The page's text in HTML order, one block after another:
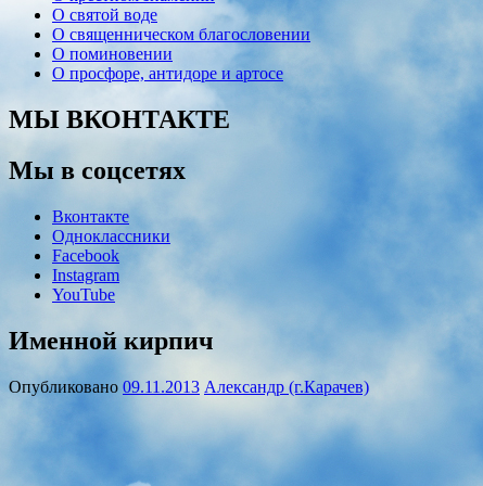
О святой воде
О священническом благословении
О поминовении
О просфоре, антидоре и артосе
МЫ ВКОНТАКТЕ
Мы в соцсетях
Вконтакте
Одноклассники
Facebook
Instagram
YouTube
Именной кирпич
Опубликовано 09.11.2013 Александр (г.Карачев)